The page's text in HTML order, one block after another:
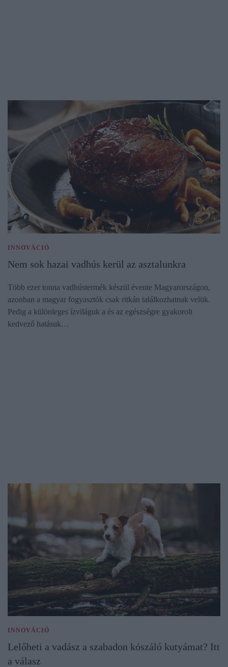
INNOVÁCIÓ
Nem sok hazai vadhús kerül az asztalunkra
Több ezer tonna vadhústermék készül évente Magyarországon,
azonban a magyar fogyasztók csak ritkán találkozhatnak velük.
Pedig a különleges ízviláguk a és az egészségre gyakorolt
kedvező hatásuk…
INNOVÁCIÓ
Lelőheti a vadász a szabadon kószáló kutyámat? Itt
a válasz